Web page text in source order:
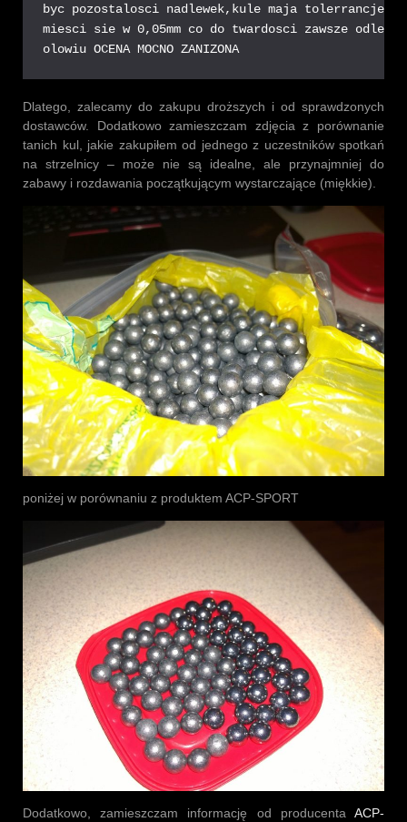
byc pozostalosci nadlewek,kule maja tolerrancje
miesci sie w 0,05mm co do twardosci zawsze
olowiu OCENA MOCNO ZANIZONA
Dlatego, zalecamy do zakupu droższych i od sprawdzonych
dostawców. Dodatkowo zamieszczam zdjęcia z porównanie
tanich kul, jakie zakupiłem od jednego z uczestników spotkań
na strzelnicy – może nie są idealne, ale przynajmniej do
zabawy i rozdawania początkującym wystarczające (miękkie).
poniżej w porównaniu z produktem ACP-SPORT
Dodatkowo, zamieszczam informację od producenta ACP-